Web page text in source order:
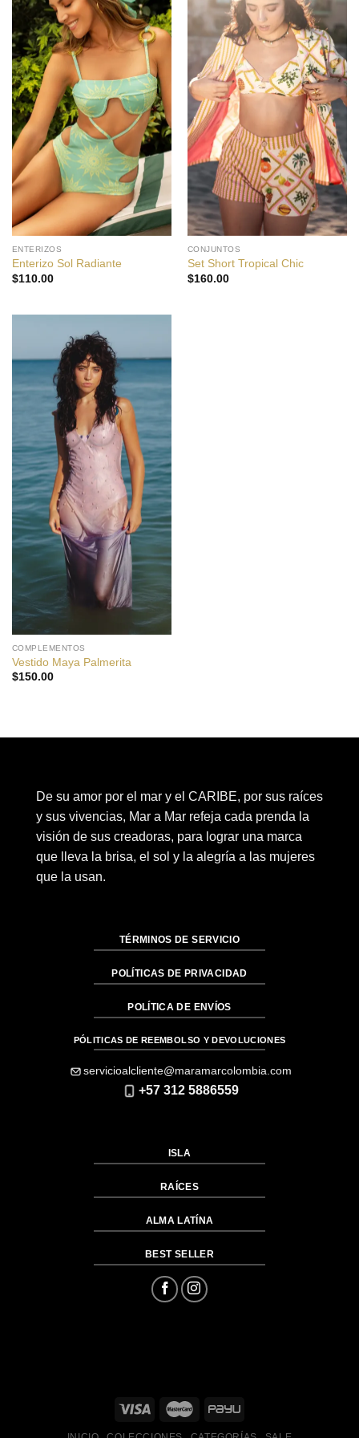
ENTERIZOS
Enterizo Sol Radiante
$110.00
CONJUNTOS
Set Short Tropical Chic
$160.00
COMPLEMENTOS
Vestido Maya Palmerita
$150.00
De su amor por el mar y el CARIBE, por sus raíces
y sus vivencias, Mar a Mar refeja cada prenda la
visión de sus creadoras, para lograr una marca
que lleva la brisa, el sol y la alegría a las mujeres
que la usan.
TÉRMINOS DE SERVICIO
POLÍTICAS DE PRIVACIDAD
POLÍTICA DE ENVÍOS
PÓLITICAS DE REEMBOLSO Y DEVOLUCIONES
servicioalcliente@maramarcolombia.com
+57 312 5886559
ISLA
RAÍCES
ALMA LATÍNA
BEST SELLER